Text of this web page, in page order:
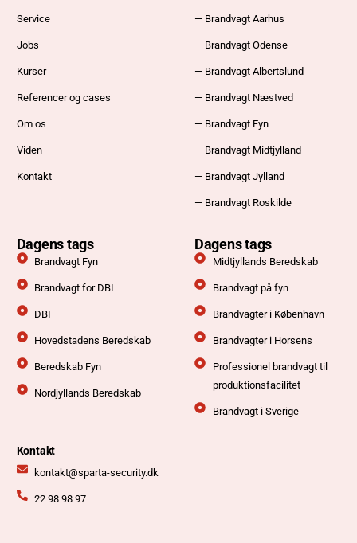
Service
Jobs
Kurser
Referencer og cases
Om os
Viden
Kontakt
— Brandvagt Aarhus
— Brandvagt Odense
— Brandvagt Albertslund
— Brandvagt Næstved
— Brandvagt Fyn
— Brandvagt Midtjylland
— Brandvagt Jylland
— Brandvagt Roskilde
Dagens tags
Brandvagt Fyn
Brandvagt for DBI
DBI
Hovedstadens Beredskab
Beredskab Fyn
Nordjyllands Beredskab
Dagens tags
Midtjyllands Beredskab
Brandvagt på fyn
Brandvagter i København
Brandvagter i Horsens
Professionel brandvagt til
produktionsfacilitet
Brandvagt i Sverige
Kontakt
kontakt@sparta-security.dk
22 98 98 97